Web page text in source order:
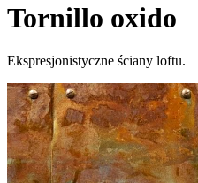
Tornillo oxido
Ekspresjonistyczne ściany loftu.